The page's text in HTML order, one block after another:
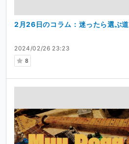
2024/02/26 23:23
8
2月26日のコラム：迷ったら選ぶ道